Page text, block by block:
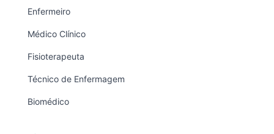
Enfermeiro
Médico Clínico
Fisioterapeuta
Técnico de Enfermagem
Biomédico